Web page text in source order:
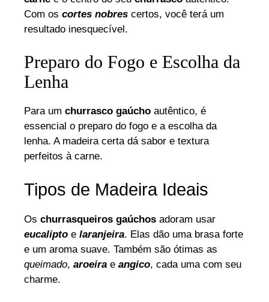
Com os cortes nobres certos, você terá um
resultado inesquecível.
Preparo do Fogo e Escolha da
Lenha
Para um churrasco gaúcho autêntico, é
essencial o preparo do fogo e a escolha da
lenha. A madeira certa dá sabor e textura
perfeitos à carne.
Tipos de Madeira Ideais
Os churrasqueiros gaúchos adoram usar
eucalipto e laranjeira. Elas dão uma brasa forte
e um aroma suave. Também são ótimas as
queimado, aroeira e angico, cada uma com seu
charme.